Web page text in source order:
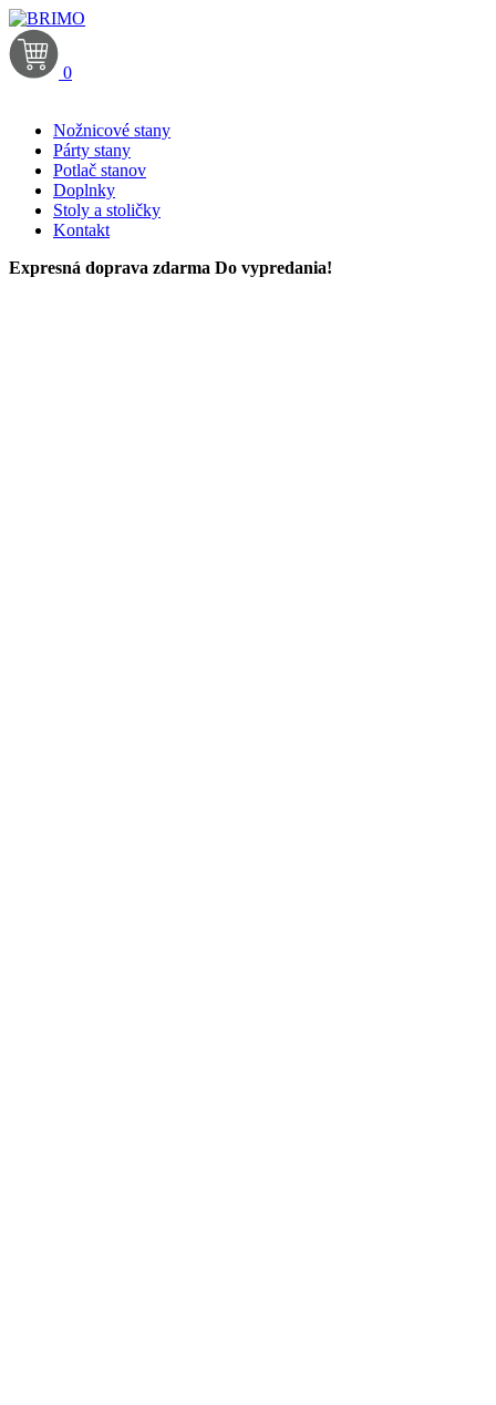
0
Nožnicové stany
Párty stany
Potlač stanov
Doplnky
Stoly a stoličky
Kontakt
Expresná doprava zdarma Do vypredania!